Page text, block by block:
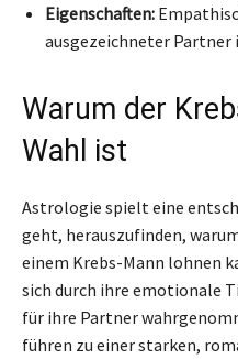
Eigenschaften:
ausgezeichneter Partner
Warum der
Wahl ist
Astrologie spielt eine
geht, herauszufinden,
einem Krebs-Mann lohnen
sich durch ihre emotionale
für ihre Partner
führen zu einer starken,